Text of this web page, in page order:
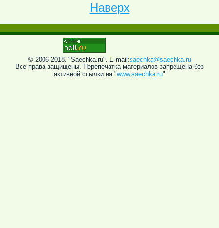
Наверх
© 2006-2018, "Saechka.ru". E-mail:saechka@saechka.ru
Все права защищены. Перепечатка материалов запрещена без
активной ссылки на "www.saechka.ru"